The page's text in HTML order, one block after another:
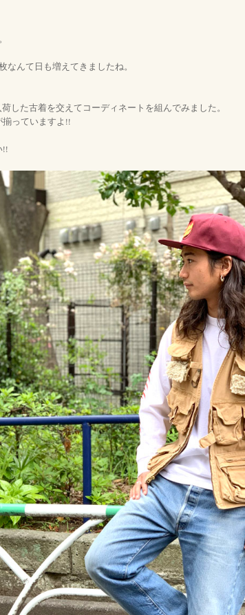
なんて日も増えてきましたね。
した古着を交えてコーディネートを組んでみました。
っていますよ!!
!!